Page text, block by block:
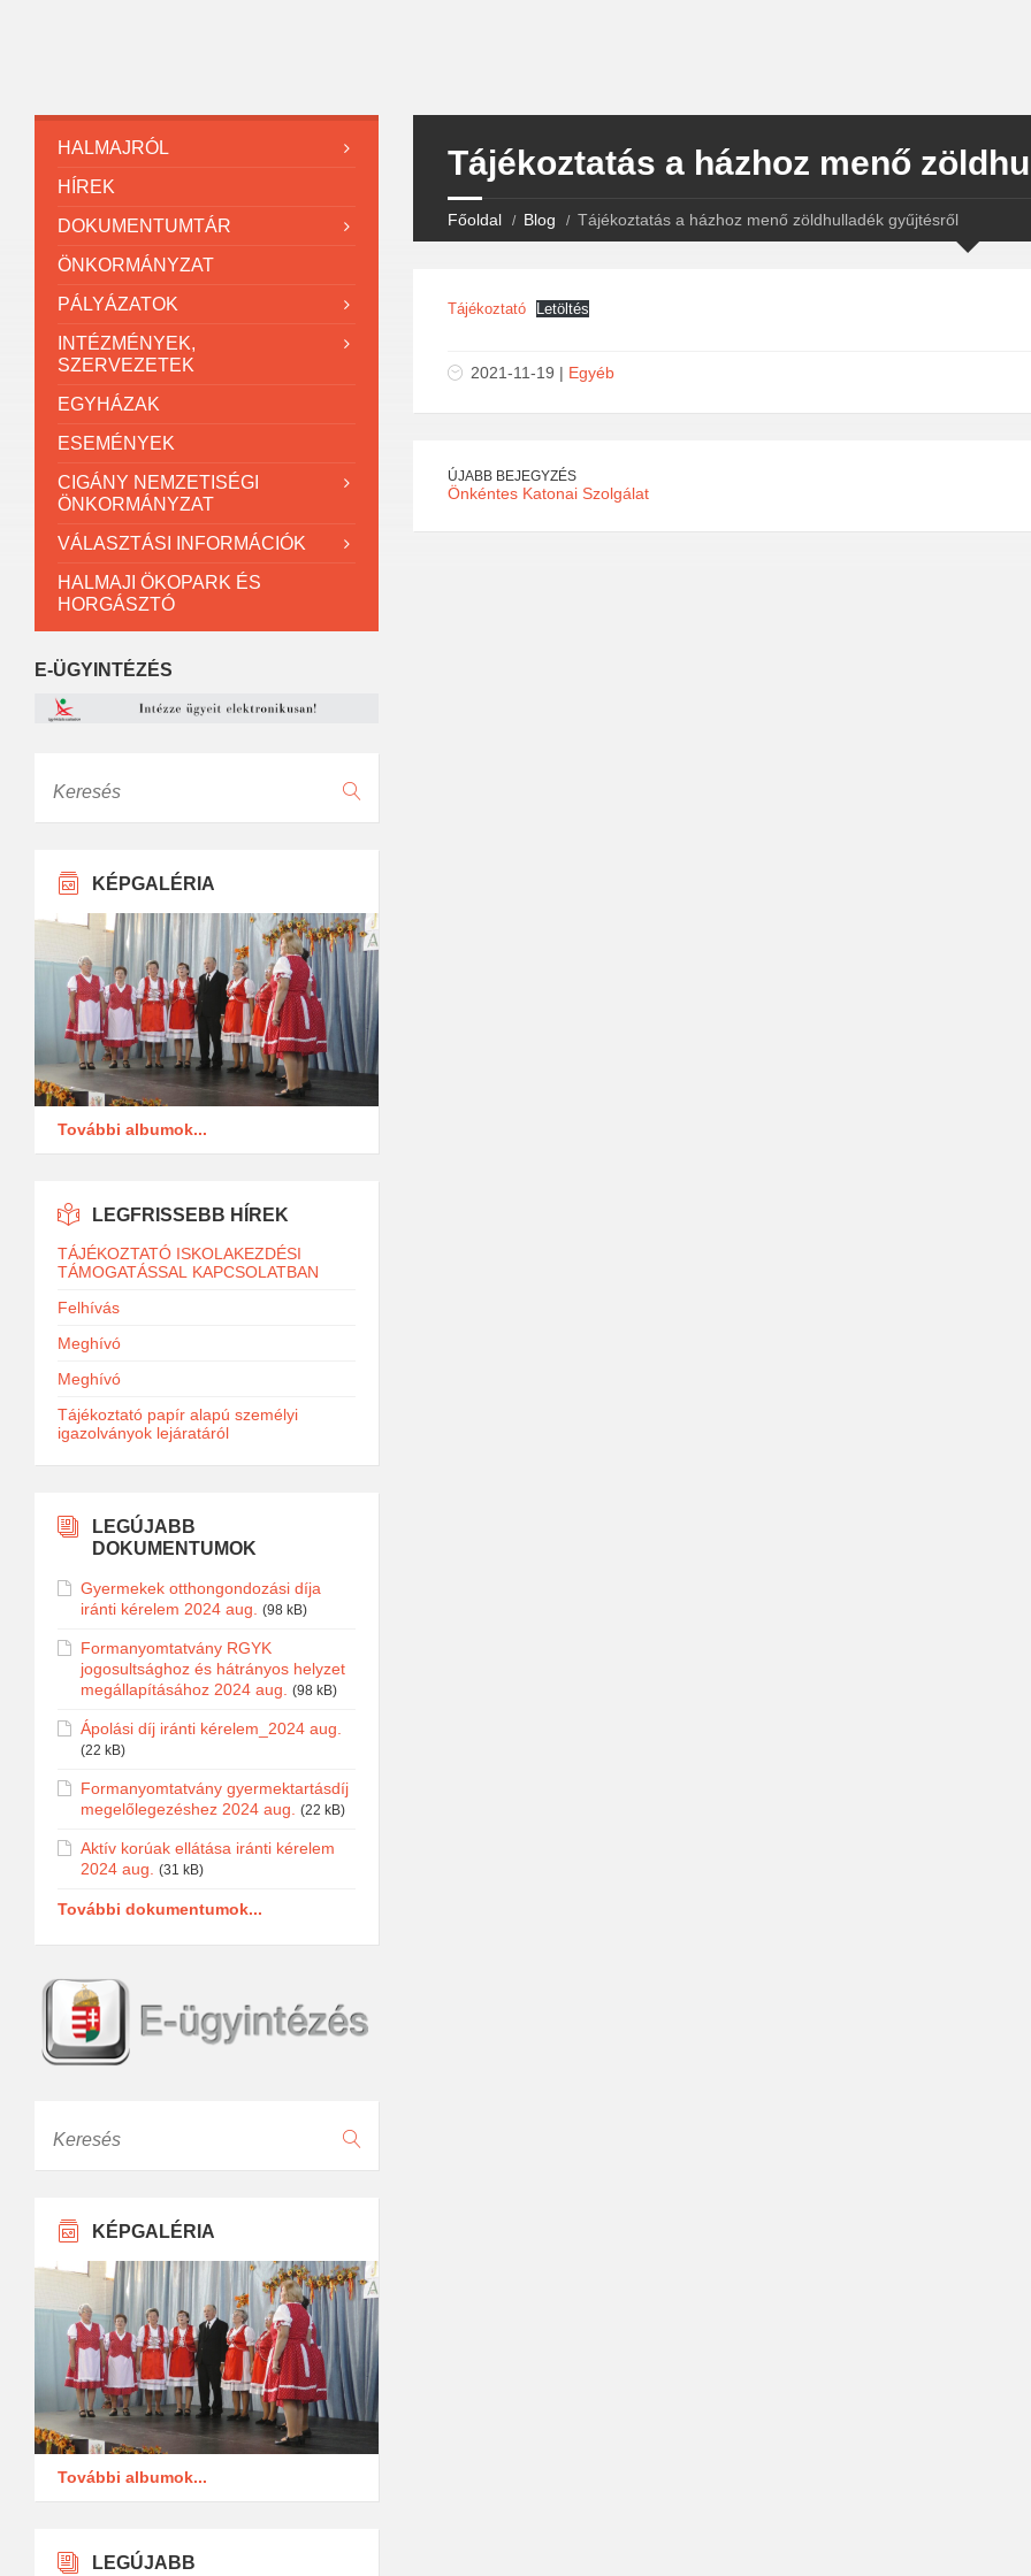
Tájékoztatás a házhoz menő
Főoldal Blog Tájékoztatás a házhoz menő zöldhulladék gyűjtésről
Tájékoztató Letöltés
2021-11-19 | Egyéb
ÚJABB BEJEGYZÉS
Önkéntes Katonai Szolgálat
HALMAJRÓL
HÍREK
DOKUMENTUMTÁR
ÖNKORMÁNYZAT
PÁLYÁZATOK
INTÉZMÉNYEK,
SZERVEZETEK
EGYHÁZAK
ESEMÉNYEK
CIGÁNY NEMZETISÉGI
ÖNKORMÁNYZAT
VÁLASZTÁSI INFORMÁCIÓK
HALMAJI ÖKOPARK ÉS
HORGÁSZTÓ
E-ÜGYINTÉZÉS
KÉPGALÉRIA
További albumok...
LEGFRISSEBB HÍREK
TÁJÉKOZTATÓ ISKOLAKEZDÉSI
TÁMOGATÁSSAL KAPCSOLATBAN
Felhívás
Meghívó
Meghívó
Tájékoztató papír alapú személyi
igazolványok lejáratáról
LEGÚJABB
DOKUMENTUMOK
Gyermekek otthongondozási díja
iránti kérelem 2024 aug.
(98 kB)
Formanyomtatvány RGYK
jogosultsághoz és hátrányos helyzet
megállapításához 2024 aug.
(98 kB)
Ápolási díj iránti kérelem_2024 aug.
(22 kB)
Formanyomtatvány gyermektartásdíj
megelőlegezéshez 2024 aug.
(22 kB)
Aktív korúak ellátása iránti kérelem
2024 aug.
(31 kB)
További dokumentumok...
KÉPGALÉRIA
További albumok...
LEGÚJABB